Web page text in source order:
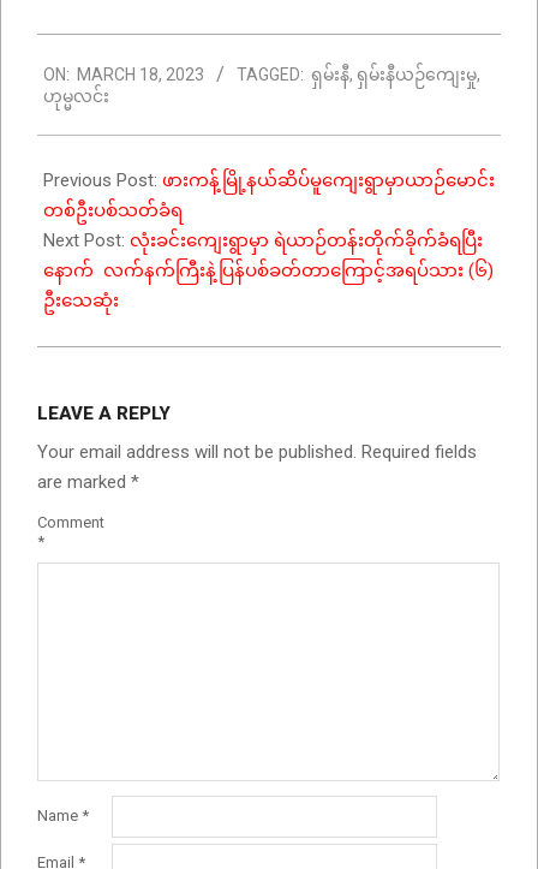
03-
18
ON: MARCH 18, 2023 TAGGED: ရှမ်းနီ, ရှမ်းနီယဉ်ကျေးမှု,
ဟုမ္မလင်း
Previous Post: ဖားကန့်မြို့နယ်ဆိပ်မူကျေးရွာမှာယာဉ်မောင်း
တစ်ဦးပစ်သတ်ခံ​ရ
Next Post: လုံးခင်းကျေးရွာမှာ ရဲယာဉ်တန်းတိုက်ခိုက်ခံရပြီး
နောက် လက်နက်ကြီးနဲ့ပြန်ပစ်ခတ်တာကြောင့်အရပ်သား (၆)
ဦးသေဆုံး
LEAVE A REPLY
Your email address will not be published. Required fields
are marked *
Comment
*
Name *
Email *